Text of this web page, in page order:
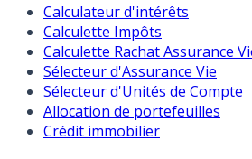
Calculateur d'intérêts
Calculette Impôts
Calculette Rachat Assurance
Sélecteur d'Assurance Vie
Sélecteur d'Unités de Compte
Allocation de portefeuilles
Crédit immobilier